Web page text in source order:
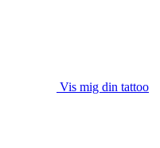
Vis mig din tattoo